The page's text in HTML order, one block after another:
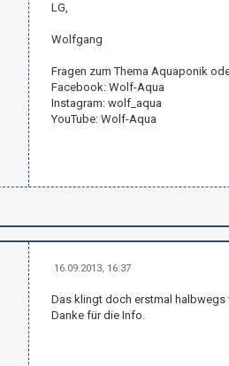
LG,
Wolfgang
Fragen zum Thema Aquaponik
Facebook: Wolf-Aqua
Instagram: wolf_aqua
YouTube: Wolf-Aqua
16.09.2013, 16:37
Das klingt doch erstmal halbwegs
Danke für die Info.